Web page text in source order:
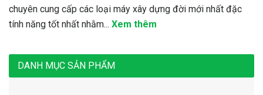
chuyên cung cấp các loại máy xây dựng đời mới nhất đặc
tính năng tốt nhất nhằm... Xem thêm
DANH MỤC SẢN PHẨM